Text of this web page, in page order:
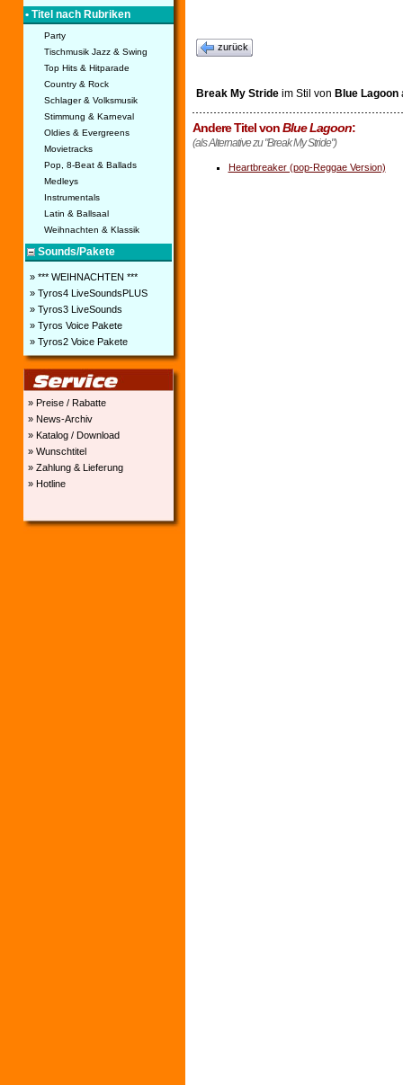
• Titel nach Rubriken
Party
Tischmusik Jazz & Swing
Top Hits & Hitparade
Country & Rock
Schlager & Volksmusik
Stimmung & Karneval
Oldies & Evergreens
Movietracks
Pop, 8-Beat & Ballads
Medleys
Instrumentals
Latin & Ballsaal
Weihnachten & Klassik
Sounds/Pakete
» *** WEIHNACHTEN ***
» Tyros4 LiveSoundsPLUS
» Tyros3 LiveSounds
» Tyros Voice Pakete
» Tyros2 Voice Pakete
» Preise / Rabatte
» News-Archiv
» Katalog / Download
» Wunschtitel
» Zahlung & Lieferung
» Hotline
zurück
Break My Strideim Stil von Blue Lagoon
Andere Titel vonBlue Lagoon:
(als Alternative zu "Break My Stride")
Heartbreaker (pop-Reggae Version)